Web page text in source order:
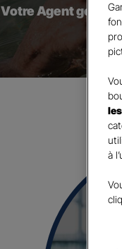
Votre Agent
à